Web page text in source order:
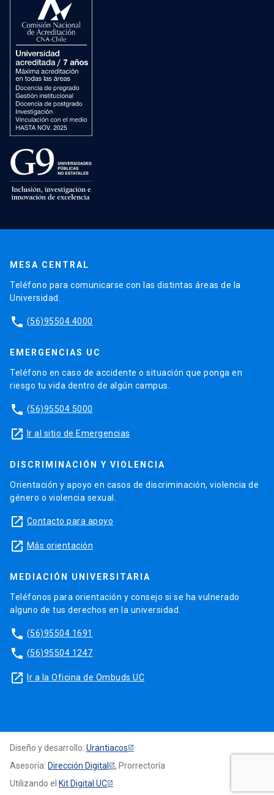
MESA CENTRAL
Teléfono para comunicarse con las distintas áreas de la
Universidad.
phone (56)95504 4000
EMERGENCIAS UC
Teléfono en caso de accidente o situación que ponga en
riesgo tu vida dentro de algún campus.
phone (56)95504 5000
launch Ir al sitio de Emergencias
DISCRIMINACIÓN Y VIOLENCIA
Orientación y apoyo en casos de discriminación, violencia de
género o violencia sexual.
launch Contacto para apoyo
launch Más orientación
MEDIACIÓN UNIVERSITARIA
Teléfonos para orientación y consejo si se ha vulnerado
alguno de tus derechos en la universidad.
phone (56)95504 1691
phone (56)95504 1247
launch Ir a la Oficina de Ombuds UC
Diseño y desarrollo: Urantiacos
Asesoría: Dirección Digital
, Prorrectoría
Utilizando el Kit Digital UC